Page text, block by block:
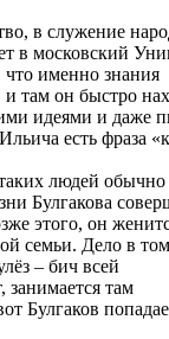
в служение
в московский
что именно знания
там он быстро
идеями и даже
есть фраза
людей обычно
Булгакова
этого, он
семьи. Дело в
– бич всей
там
Булгаков